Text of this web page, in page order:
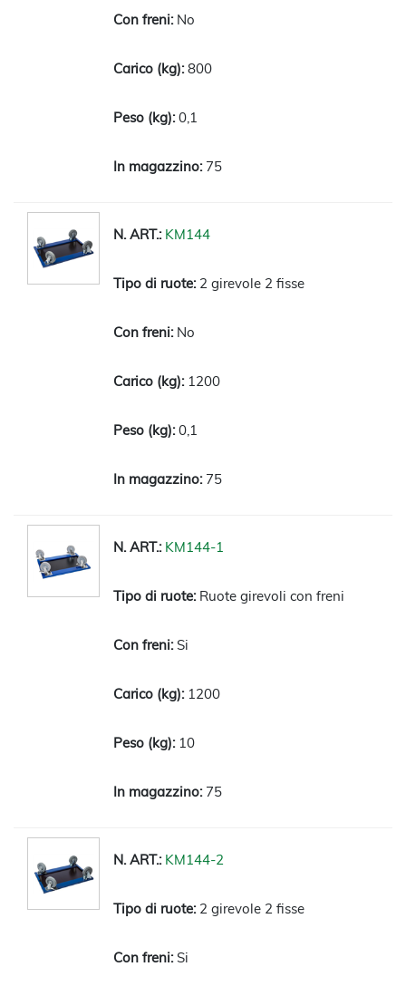
No
800
0,1
75
KM144
2 girevole 2 fisse
No
1200
0,1
75
KM144-1
Ruote girevoli con freni
Si
1200
10
75
KM144-2
2 girevole 2 fisse
Si